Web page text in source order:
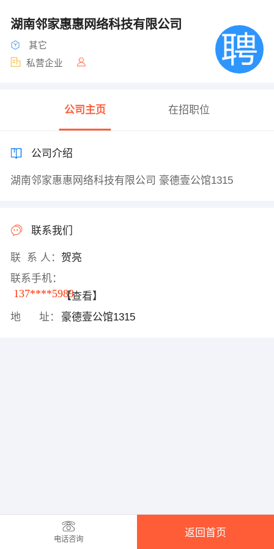
湖南邻家惠惠网络科技有限公司
其它
私营企业
公司主页 在招职位
公司介绍
湖南邻家惠惠网络科技有限公司 豪德壹公馆1315
联系我们
联 系 人： 贺亮
联系手机：
137****5989【查看】
地 址：
豪德壹公馆1315
电话咨询
返回首页